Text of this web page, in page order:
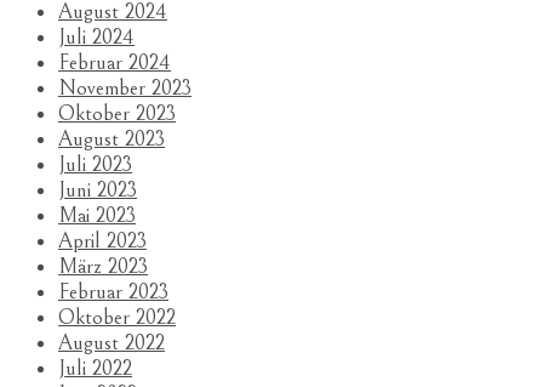
August 2024
Juli 2024
Februar 2024
November 2023
Oktober 2023
August 2023
Juli 2023
Juni 2023
Mai 2023
April 2023
März 2023
Februar 2023
Oktober 2022
August 2022
Juli 2022